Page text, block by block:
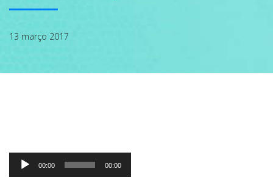
GALERIA
13 março 2017
Tocador
00:00 00:00